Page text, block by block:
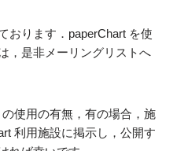
おります．paperChart を使
，是非メーリングリストへ
使用の有無，有の場合，施
利用施設に掲示し，公開す